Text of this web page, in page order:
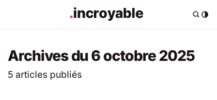
Archives du 6 octobre 2025
5 articles publiés